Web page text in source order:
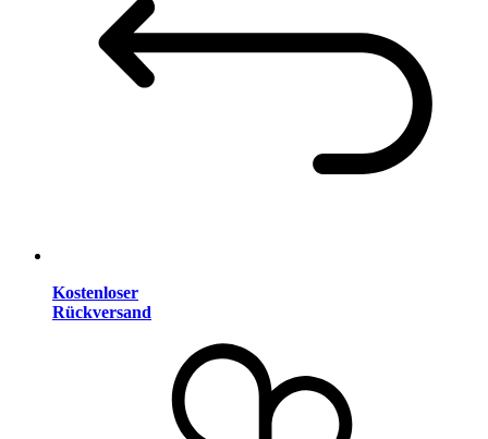
Kostenloser
Rückversand